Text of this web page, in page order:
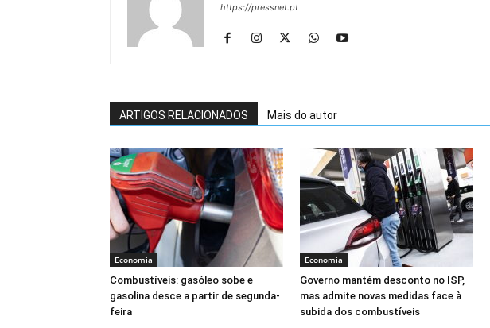
https://pressnet.pt
ARTIGOS RELACIONADOS Mais do autor
Economia
Combustíveis: gasóleo sobe e
gasolina desce a partir de segunda-
feira
Economia
Governo mantém desconto no ISP,
mas admite novas medidas face à
subida dos combustíveis